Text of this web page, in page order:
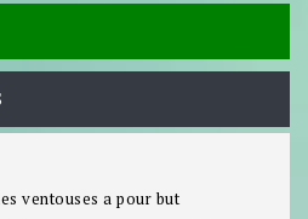
ventouses a pour but